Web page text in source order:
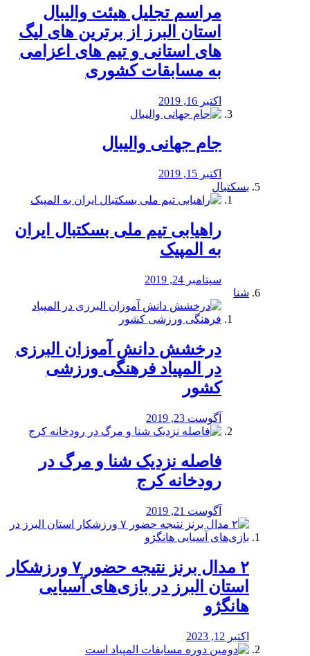
مراسم تجلیل هیئت والیبال
استان البرز از برترین های لیگ
های استانی و تیم های اعزامی
به مسابقات کشوری
اکتبر 16, 2019
جام جهانی والیبال
اکتبر 15, 2019
بسکتبال
راهیابی تیم ملی بسکتبال ایران
به المپیک
سپتامبر 24, 2019
شنا
درخشش دانش آموزان البرزی
در المپیاد فرهنگی ورزشی
کشور
آگوست 23, 2019
️فاصله نزدیک شنا و مرگ در
رودخانه کرج
آگوست 21, 2019
۲ مدال برنز نتیجه حضور ۷ ورزشکار
استان البرز در بازی‌های آسیایی
هانگژو
اکتبر 12, 2023